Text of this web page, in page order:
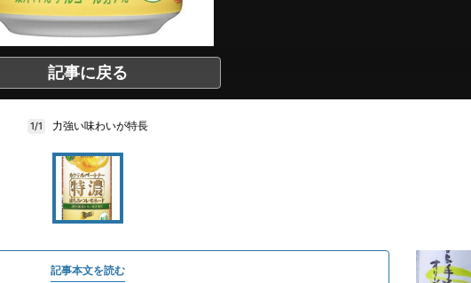
記事に戻る
1/1 力強い味わいが特長
記事本文を読む